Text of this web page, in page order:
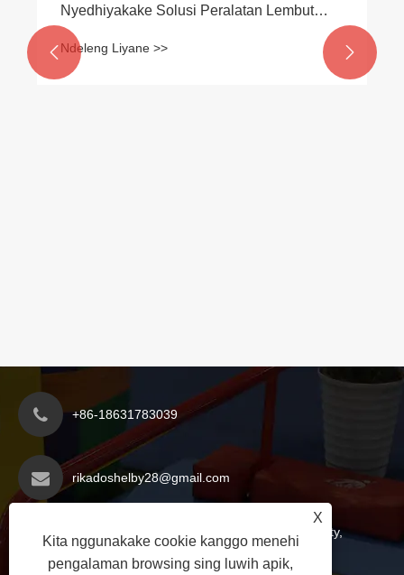
Nyedhiyakake Solusi Peralatan Lembut
sing Disesuaiake kanggo Institusi Olahraga
Anak Global
Ndeleng Liyane >>
 
+86-18631783039
rikadoshelby28@gmail.com
Zona Pembangunan Ekonomi Yanshan County,
Kutha Cangzhou, Provinsi Hebei, China
X
Kita nggunakake cookie kanggo menehi
pengalaman browsing sing luwih apik,